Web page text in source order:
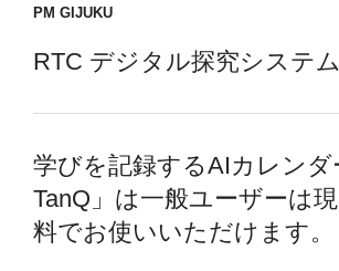
PM GIJUKU
RTC デジタル探究システ
学びを記録するAIカレンダ
TanQ」は一般ユーザーは
料でお使いいただけます。